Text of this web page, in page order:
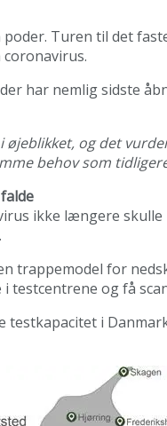
Turen til det
har nemlig sidste
øjeblikket, og det
behov som
ikke længere
trappemodel for
testcentrene og få
testkapacitet i